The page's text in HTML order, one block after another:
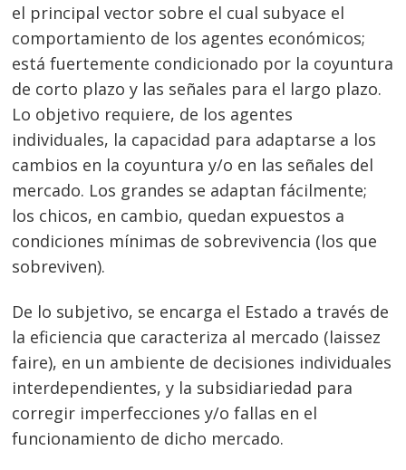
el principal vector sobre el cual subyace el
comportamiento de los agentes económicos;
está fuertemente condicionado por la coyuntura
de corto plazo y las señales para el largo plazo.
Lo objetivo requiere, de los agentes
individuales, la capacidad para adaptarse a los
cambios en la coyuntura y/o en las señales del
mercado. Los grandes se adaptan fácilmente;
los chicos, en cambio, quedan expuestos a
condiciones mínimas de sobrevivencia (los que
sobreviven).
De lo subjetivo, se encarga el Estado a través de
la eficiencia que caracteriza al mercado (laissez
faire), en un ambiente de decisiones individuales
interdependientes, y la subsidiariedad para
corregir imperfecciones y/o fallas en el
funcionamiento de dicho mercado.